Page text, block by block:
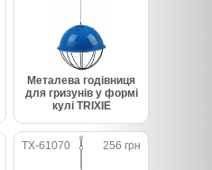
Металева годівниця
для гризунів у формі
кулі TRIXIE
TX-61070 256 грн